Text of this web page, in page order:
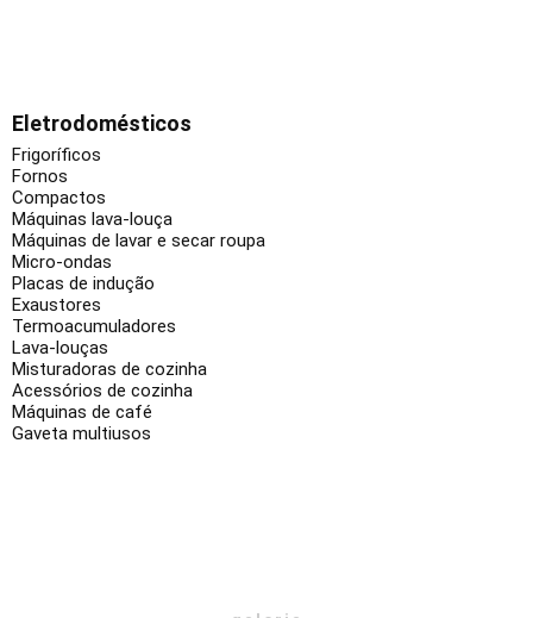
Eletrodomésticos
Frigoríficos
Fornos
Compactos
Máquinas lava-louça
Máquinas de lavar e secar roupa
Micro-ondas
Placas de indução
Exaustores
Termoacumuladores
Lava-louças
Misturadoras de cozinha
Acessórios de cozinha
Máquinas de café
Gaveta multiusos